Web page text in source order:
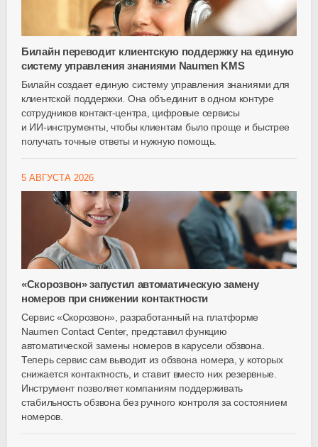
Билайн переводит клиентскую поддержку на единую
систему управления знаниями Naumen KMS
Билайн создает единую систему управления знаниями для
клиентской поддержки. Она объединит в одном контуре
сотрудников контакт-центра , цифровые сервисы
и ИИ-инструменты , чтобы клиентам было проще и быстрее
получать точные ответы и нужную помощь.
5 АВГУСТА 2026
«Скорозвон» запустил автоматическую замену
номеров при снижении контактности
Сервис «Скорозвон», разработанный на платформе
Naumen Contact Center, представил функцию
автоматической замены номеров в карусели обзвона.
Теперь сервис сам выводит из обзвона номера, у которых
снижается контактность, и ставит вместо них резервные.
Инструмент позволяет компаниям поддерживать
стабильность обзвона без ручного контроля за состоянием
номеров.